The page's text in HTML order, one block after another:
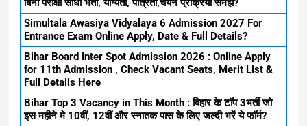
बिना परीक्षा सीधा भर्ती, योग्यता, पात्रता,चयन प्रक्रिया समझे?
Simultala Awasiya Vidyalaya 6 Admission 2027 For
Entrance Exam Online Apply, Date & Full Details?
Bihar Board Inter Spot Admission 2026 : Online Apply
for 11th Admission , Check Vacant Seats, Merit List &
Full Details Here
Bihar Top 3 Vacancy in This Month : बिहार के टॉप 3भर्ती जो
इस महीने मे 10वीं, 12वीं और स्नातक पास के लिए जल्दी भरें ये फॉर्म?